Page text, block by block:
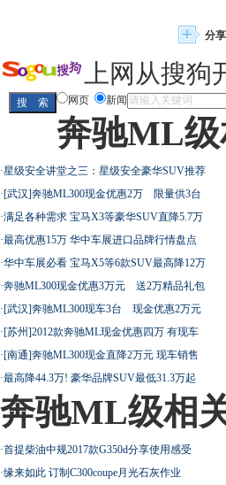
分
上网从搜狗
网页 新闻
奔驰ML
·星级安全讲堂之三：星级安全豪华SUV推荐
·[武汉]奔驰ML300现金优惠2万 限量供3台
·满足各种需求 宝马X3等豪华SUV直降5.7万
·最高优惠15万 华中车展进口品牌行情盘点
·华中车展必看 宝马X5等6款SUV最高降12万
·奔驰ML300现金优惠3万元 送2万精品礼包
·[武汉]奔驰ML300现车3台 现金优惠2万元
·[苏州]2012款奔驰ML现金优惠四万 有现车
·[南通]奔驰ML300现金直降2万元 现车销售
·最高降44.3万! 豪华品牌SUV最低31.3万起
奔驰ML级相
·首提柴油中规2017款G350d分享使用感受
·缘来如此 订制C300coupe月光石灰作业